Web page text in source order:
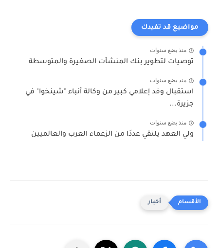
مواضيع قد تفيدك
منذ بضع سنوات
توصيات لتطوير بنك المنشآت الصغيرة والمتوسطة
منذ بضع سنوات
استقبال وفد إعلامي كبير من وكالة أنباء "شينخوا" في
جزيرة...
منذ بضع سنوات
ولي العهد يلتقي عددًا من الزعماء العرب والعالميين
أخبار